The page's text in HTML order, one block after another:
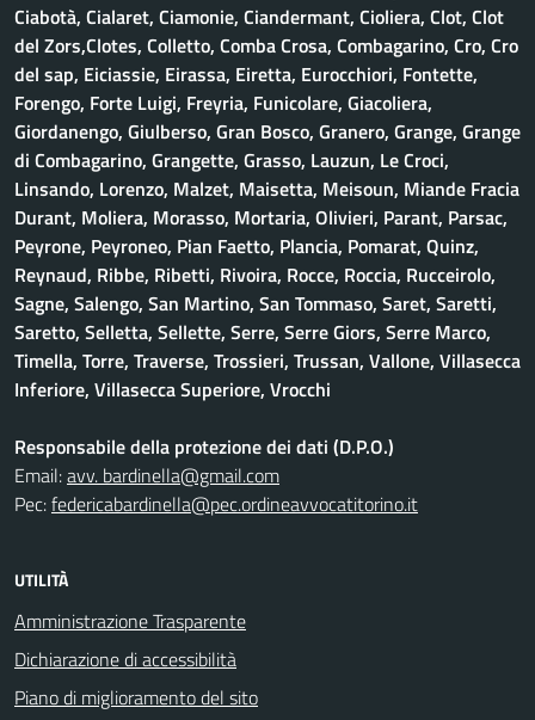
Ciabotà, Cialaret, Ciamonie, Ciandermant, Cioliera, Clot, Clot
del Zors,Clotes, Colletto, Comba Crosa, Combagarino, Cro, Cro
del sap, Eiciassie, Eirassa, Eiretta, Eurocchiori, Fontette,
Forengo, Forte Luigi, Freyria, Funicolare, Giacoliera,
Giordanengo, Giulberso, Gran Bosco, Granero, Grange, Grange
di Combagarino, Grangette, Grasso, Lauzun, Le Croci,
Linsando, Lorenzo, Malzet, Maisetta, Meisoun, Miande Fracia
Durant, Moliera, Morasso, Mortaria, Olivieri, Parant, Parsac,
Peyrone, Peyroneo, Pian Faetto, Plancia, Pomarat, Quinz,
Reynaud, Ribbe, Ribetti, Rivoira, Rocce, Roccia, Rucceirolo,
Sagne, Salengo, San Martino, San Tommaso, Saret, Saretti,
Saretto, Selletta, Sellette, Serre, Serre Giors, Serre Marco,
Timella, Torre, Traverse, Trossieri, Trussan, Vallone, Villasecca
Inferiore, Villasecca Superiore, Vrocchi
Responsabile della protezione dei dati (D.P.O.)
Email:avv. bardinella@gmail.com
Pec:federicabardinella@pec.ordineavvocatitorino.it
UTILITÀ
Amministrazione Trasparente
Dichiarazione di accessibilità
Piano di miglioramento del sito